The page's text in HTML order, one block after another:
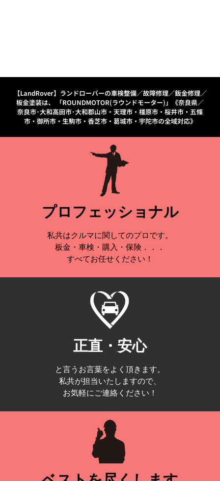
【LandRover】ランドローバーの車検整備／故障修理／鈑金修理／
板金塗装は、
「ROUNDMOTOR(ラウンドモーター)」《奈良県／
奈良市･大和高田市･大和郡山市・天理市・橿原市・桜井市・五條
市・御所市・生駒市・香芝市・葛城市・宇陀市の全域対応》
正直・安心
と言うお言葉をよく頂きます。
私共が担当いたしますので、
お気軽にご連絡ください！
プロフェッショナル
私共はクルマに関してのプロです。
板金・車検・購入・保険．．．
すべてお任せください！